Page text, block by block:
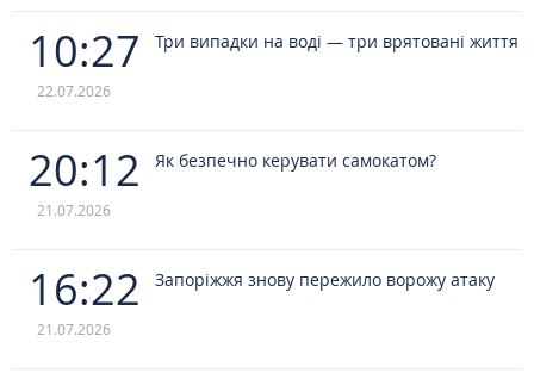
10:27
22.07.2026
Три випадки на воді — три врятовані життя
20:12
21.07.2026
Як безпечно керувати самокатом?
16:22
21.07.2026
Запоріжжя знову пережило ворожу атаку